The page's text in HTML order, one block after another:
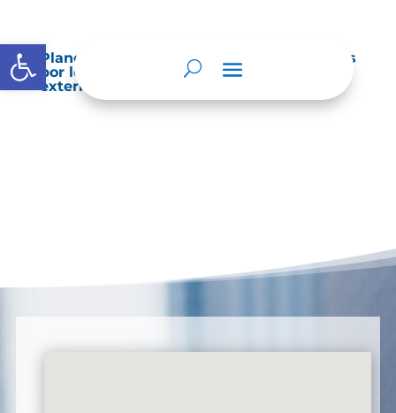
Abrir barra de herramientas
Planes de Mejoramiento vigentes exigidos
por los entes de control o auditoría
externos o internos.